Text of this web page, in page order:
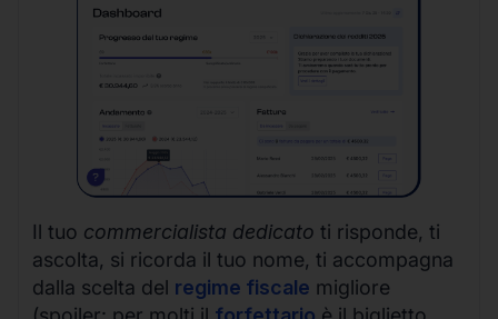
Il tuo commercialista dedicato ti risponde, ti
ascolta, si ricorda il tuo nome, ti accompagna
dalla scelta del regime fiscale migliore